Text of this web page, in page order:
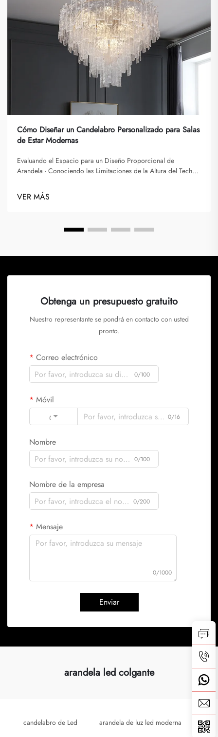
Cómo Diseñar un Candelabro Personalizado para Salas
de Estar Modernas
Evaluando el Espacio para un Diseño Proporcional de
Arandela - Conociendo las Limitaciones de la Altura del Techo.
conocer la altura de su techo. La mayoría de los espacios
residenciales tienen techos que varían entre 8 y 10 pies, lo cual
VER MÁS
Obtenga un presupuesto gratuito
Nuestro representante se pondrá en contacto con usted
pronto.
Correo electrónico
0/100
Móvil
Code
0/16
Nombre
0/100
Nombre de la empresa
0/200
Mensaje
0/1000
Enviar
arandela led colgante
candelabro de Led arandela de luz led moderna